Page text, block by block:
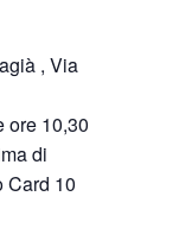
, Via
ore 10,30
di
Card 10